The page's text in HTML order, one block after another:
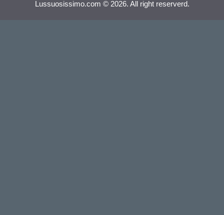
Lussuosissimo.com © 2026. All right reserverd.